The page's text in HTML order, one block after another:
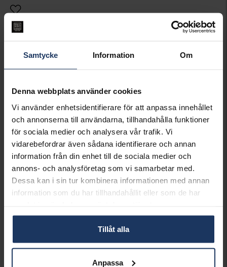
Samtycke Information Om
Denna webbplats använder cookies
Vi använder enhetsidentifierare för att anpassa innehållet
och annonserna till användarna, tillhandahålla funktioner
för sociala medier och analysera vår trafik. Vi
vidarebefordrar även sådana identifierare och annan
information från din enhet till de sociala medier och
annons- och analysföretag som vi samarbetar med.
Dessa kan i sin tur kombinera informationen med annan
information som du har tillhandahållit eller som de har
Tillåt alla
Anpassa
10,495:-
LÄGG I VARUKORGEN
Lagervara.
Leveranstid 3-7 arbetsdagar.
INFO
BREDD CA (MM)
11
HÖJD CA (MM)
14.3
LÄNGD CA (CM)
42+3
MATERIAL
Guld
18K Gold
KEDJEMODELL
Other
VIKT CA (GRAM)
3.0